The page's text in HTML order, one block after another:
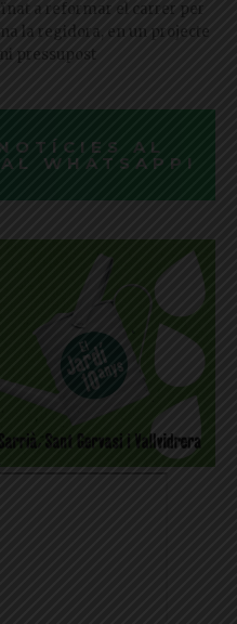
a reformar el carrer per
la regidora, en un projecte
pressupost
AL
WHATSAPP!